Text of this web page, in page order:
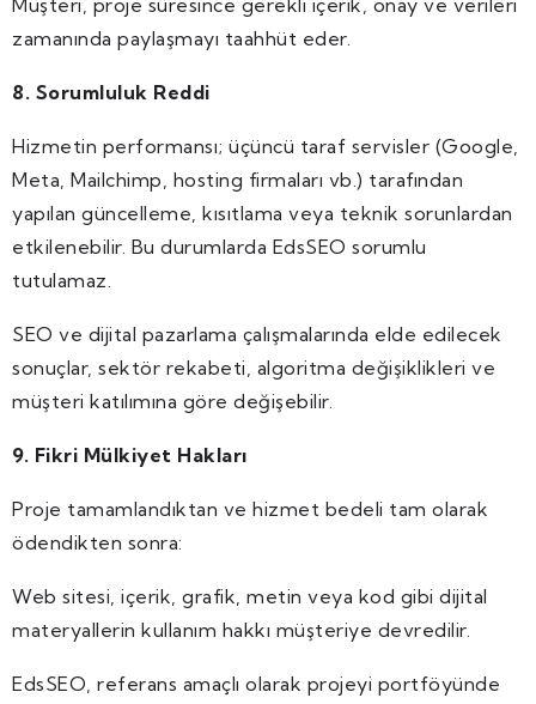
Müşteri, proje süresince gerekli içerik, onay ve verileri
zamanında paylaşmayı taahhüt eder.
8. Sorumluluk Reddi
Hizmetin performansı; üçüncü taraf servisler (Google,
Meta, Mailchimp, hosting firmaları vb.) tarafından
yapılan güncelleme, kısıtlama veya teknik sorunlardan
etkilenebilir. Bu durumlarda EdsSEO sorumlu
tutulamaz.
SEO ve dijital pazarlama çalışmalarında elde edilecek
sonuçlar, sektör rekabeti, algoritma değişiklikleri ve
müşteri katılımına göre değişebilir.
9. Fikri Mülkiyet Hakları
Proje tamamlandıktan ve hizmet bedeli tam olarak
ödendikten sonra:
Web sitesi, içerik, grafik, metin veya kod gibi dijital
materyallerin kullanım hakkı müşteriye devredilir.
EdsSEO, referans amaçlı olarak projeyi portföyünde